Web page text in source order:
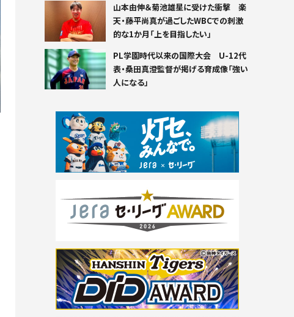
山本由伸＆菊池雄星に受けた衝撃 楽
天・藤平尚真が過ごしたWBCでの刺激
的な1か月「上を目指したい」
PL学園時代以来の国際大会 U-12代
表・桑田真澄監督が掲げる育成像「強い
人になる」